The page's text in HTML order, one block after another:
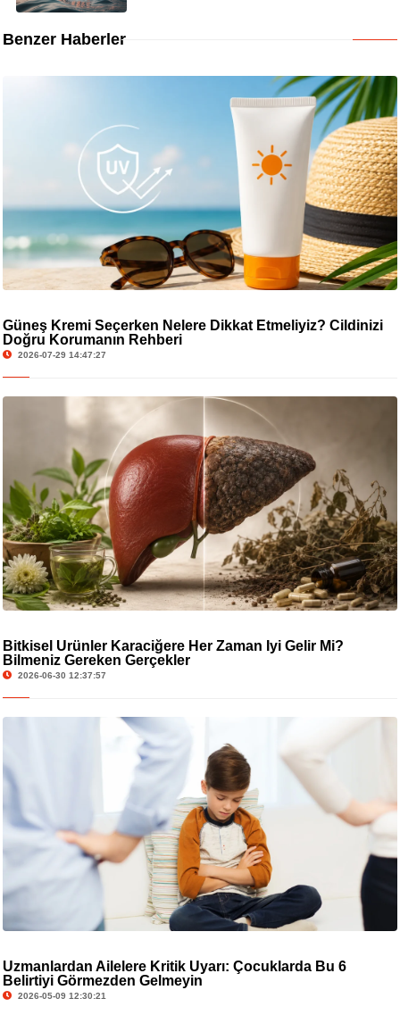
Benzer Haberler
Güneş Kremi Seçerken Nelere Dikkat Etmeliyiz? Cildinizi
Doğru Korumanın Rehberi
2026-07-29 14:47:27
Bitkisel Ürünler Karaciğere Her Zaman İyi Gelir Mi?
Bilmeniz Gereken Gerçekler
2026-06-30 12:37:57
Uzmanlardan Ailelere Kritik Uyarı: Çocuklarda Bu 6
Belirtiyi Görmezden Gelmeyin
2026-05-09 12:30:21